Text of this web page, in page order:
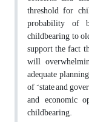
threshold for
probability of
childbearing to
support the fact
will
adequate
of “state and
and economic
childbearing.